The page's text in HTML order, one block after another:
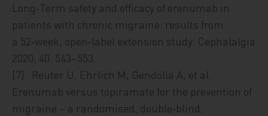
Long‑Term safety and efficacy of erenumab in
patients with chronic migraine: results from
a 52‑week, open‑label extension study. Cephalalgia
2020; 40: 543–553.
[7] Reuter U, Ehrlich M, Gendolla A, et al.
Erenumab versus topiramate for the prevention of
migraine – a randomised, double‑blind,